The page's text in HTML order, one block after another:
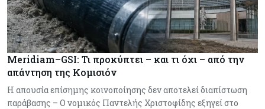
Meridiam–GSI: Τι προκύπτει – και τι όχι – από την
απάντηση της Κομισιόν
Η απουσία επίσημης κοινοποίησης δεν αποτελεί διαπίστωση
παράβασης – Ο νομικός Παντελής Χριστοφίδης εξηγεί στο